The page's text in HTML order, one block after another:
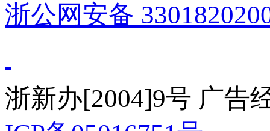
浙公网安备
浙新办[2004]9号 广告